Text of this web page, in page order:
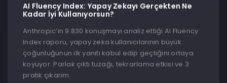
AI Fluency Index: Yapay Zekayı Gerçekten Ne
Kadar İyi Kullanıyorsun?
Anthropic’in 9.830 konuşmayı analiz ettiği AI Fluency
Index raporu, yapay zeka kullanıcılarının büyük
çoğunluğunun ilk yanıtı kabul edip geçtiğini ortaya
koyuyor. Parlak çıktı tuzağı, tekrarlama etkisi ve 3
pratik çıkarım.